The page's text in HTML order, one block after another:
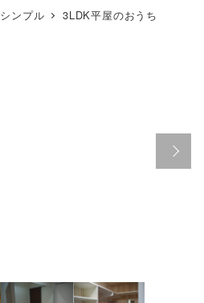
シンプル 3LDK平屋のおうち